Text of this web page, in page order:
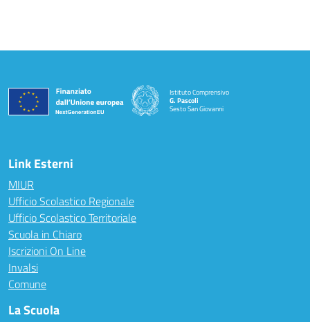
Istituto Comprensivo
G. Pascoli
Sesto San Giovanni
Link Esterni
MIUR
Ufficio Scolastico Regionale
Ufficio Scolastico Territoriale
Scuola in Chiaro
Iscrizioni On Line
Invalsi
Comune
La Scuola